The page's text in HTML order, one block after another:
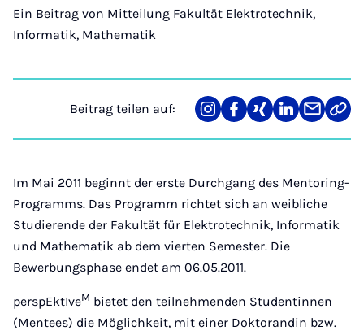
Ein Beitrag von Mitteilung Fakultät Elektrotechnik,
Informatik, Mathematik
Beitrag teilen auf:
Teilen
auf
Teilen
auf
Teilen
auf
Teilen
auf
Teilen
über
Mail
Link
Im Mai 2011 beginnt der erste Durchgang des Mentoring-
Programms. Das Programm richtet sich an weibliche
Studierende der Fakultät für Elektrotechnik, Informatik
und Mathematik ab dem vierten Semester. Die
Bewerbungsphase endet am 06.05.2011.
perspEktIveM bietet den teilnehmenden Studentinnen
(Mentees) die Möglichkeit, mit einer Doktorandin bzw.